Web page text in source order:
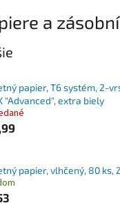
a
papier, T6 systém, 2-
"Advanced", extra biely
papier, vlhčený, 80 ks,